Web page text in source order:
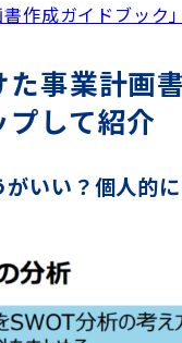
作成ガイドブック
た事業計画
プして紹介
いい？個人的